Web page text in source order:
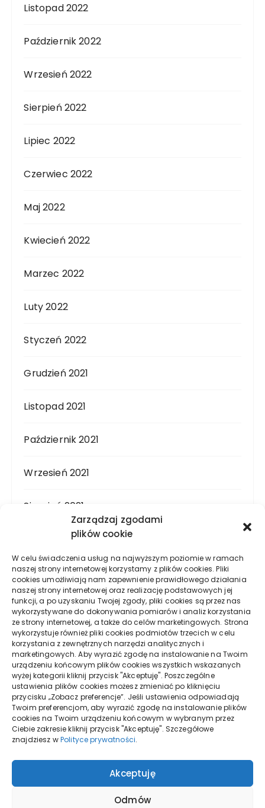
Zarządzaj zgodami
plików cookie
W celu świadczenia usług na najwyższym poziomie w ramach
naszej strony internetowej korzystamy z plików cookies. Pliki
cookies umożliwiają nam zapewnienie prawidłowego działania
naszej strony internetowej oraz realizację podstawowych jej
funkcji, a po uzyskaniu Twojej zgody, pliki cookies są przez nas
wykorzystywane do dokonywania pomiarów i analiz korzystania
ze strony internetowej, a także do celów marketingowych. Strona
wykorzystuje również pliki cookies podmiotów trzecich w celu
korzystania z zewnętrznych narzędzi analitycznych i
marketingowych. Aby wyrazić zgodę na instalowanie na Twoim
urządzeniu końcowym plików cookies wszystkich wskazanych
wyżej kategorii kliknij przycisk "Akceptuję". Poszczególne
ustawienia plików cookies możesz zmieniać po kliknięciu
przycisku „Zobacz preferencje”. Jeśli ustawienia odpowiadają
Twoim preferencjom, aby wyrazić zgodę na instalowanie plików
cookies na Twoim urządzeniu końcowym w wybranym przez
Ciebie zakresie kliknij przycisk "Akceptuję". Szczegółowe
znajdziesz wPolityce prywatności.
Akceptuję
Odmów
Listopad 2022
Październik 2022
Wrzesień 2022
Sierpień 2022
Lipiec 2022
Czerwiec 2022
Maj 2022
Kwiecień 2022
Marzec 2022
Luty 2022
Styczeń 2022
Grudzień 2021
Listopad 2021
Październik 2021
Wrzesień 2021
Sierpień 2021
Lipiec 2021
Czerwiec 2021
Maj 2021
Kwiecień 2021
Marzec 2021